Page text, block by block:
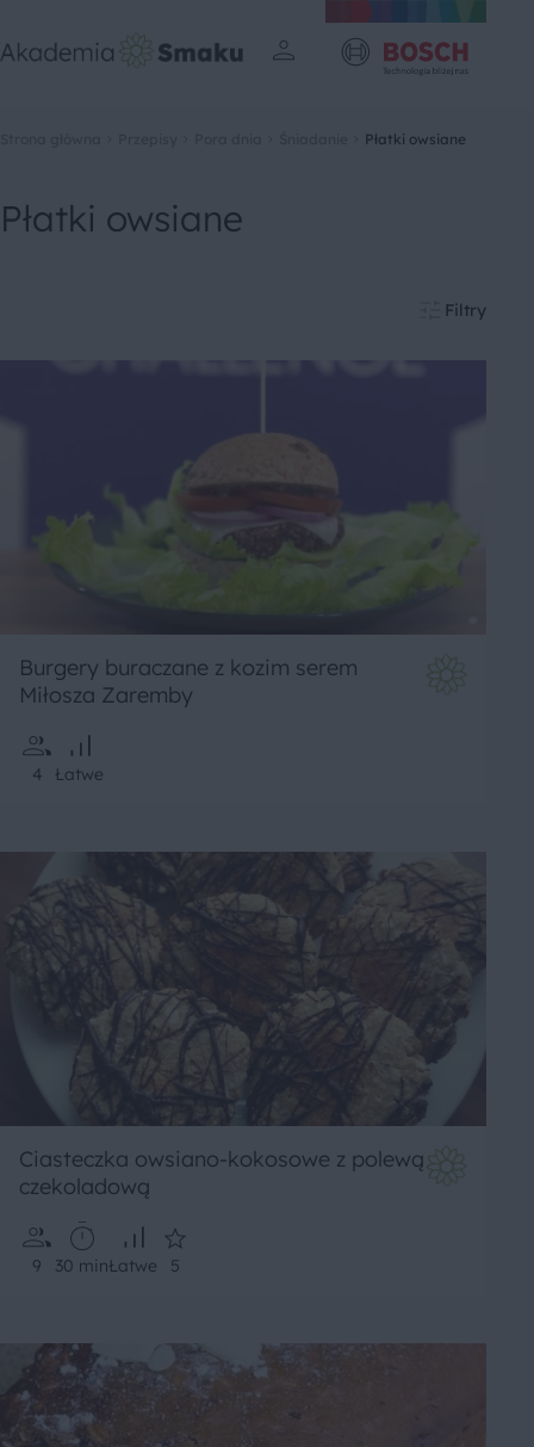
Płatki owsiane
Płatki owsiane
Filtry
Burgery buraczane z kozim serem
Miłosza Zaremby
4 Łatwe
Ciasteczka owsiano-kokosowe z polewą
czekoladową
9 30 minŁatwe 5